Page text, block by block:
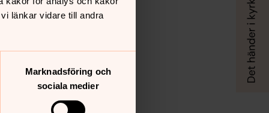
länkar vidare till andra
Marknadsföring och
sociala medier